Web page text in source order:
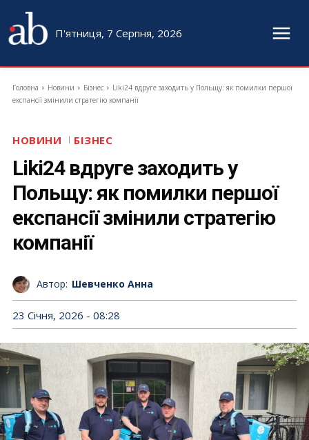
П'ятниця, 7 Серпня, 2026
Головна Новини Бізнес
Liki24 вдруге заходить у Польщу: як помилки першої
експансії змінили стратегію компанії
НОВИНИ БІЗНЕС
Liki24 вдруге заходить у
Польщу: як помилки першої
експансії змінили стратегію
компанії
Автор: Шевченко Анна
23 Січня, 2026 - 08:28